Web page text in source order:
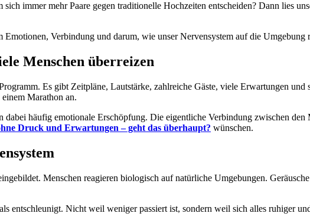
immer mehr Paare gegen traditionelle Hochzeiten entscheiden? Dann lies
Verbindung und darum, wie unser Nervensystem auf die Umgebung
Menschen überreizen
Es gibt Zeitpläne, Lautstärke, zahlreiche Gäste, viele Erwartungen
Marathon an.
dabei häufig emotionale Erschöpfung. Die eigentliche Verbindung zwischen
Druck und Erwartungen – geht das überhaupt? wünschen.
Menschen reagieren biologisch auf natürliche Umgebungen.
entschleunigt. Nicht weil weniger passiert ist, sondern weil sich alles ruhiger